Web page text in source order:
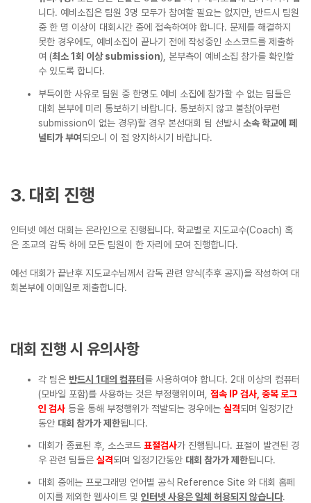
니다. 예비소집은 팀원 3명 모두가 참여할 필요는 없지만, 반드시 팀원
중 한 명 이상이 대회시간 중에 접속하여야 합니다. 문제를 해결하지
못한 경우에도, 예비소집이 끝나기 전에 작성중인 소스코드를 제출하
여 (최소 1회 이상 submission), 본부측이 예비소집 참가를 확인할
수 있도록 합니다.
부득이한 사유로 팀원 중 한명도 예비 소집에 참가할 수 없는 팀들은
대회 본부에 미리 통보하기 바랍니다. 통보하지 않고 불참(아무런
submission이 없는 경우)할 경우 본선대회 팀 선발시 소속 학교에 페
널티가 부여되오니 이 점 양지하시기 바랍니다.
3. 대회 진행
인터넷 예선 대회는 온라인으로 진행됩니다. 학교별로 지도교수(Coach) 혹
은 조교의 감독 하에 모든 팀원이 한 자리에 모여 진행합니다.
예선 대회가 끝난후 지도교수님께서 감독 관련 양식(추후 공지)을 작성하여 대
회본부에 이메일로 제출합니다.
대회 진행 시 유의사항
각 팀은 반드시 1대의 컴퓨터 를 사용하여야 합니다. 2대 이상의 컴퓨터
(모바일 포함)를 사용하는 것은 부정행위이며, 접속 IP 검사, 중복 로그
인 검사 등을 통해 부정행위가 적발되는 경우에는 실격되며 일정기간
동안 대회 참가가 제한됩니다.
대회가 종료된 후, 소스코드 표절검사가 진행됩니다. 표절이 발견된 경
우 관련 팀들은 실격되며 일정기간동안 대회 참가가 제한됩니다.
대회 중에는 프로그래밍 언어별 공식 Reference Site 와 대회 홈페
이지를 제외한 웹사이트 및 인터넷 사용은 일체 허용되지 않습니다.